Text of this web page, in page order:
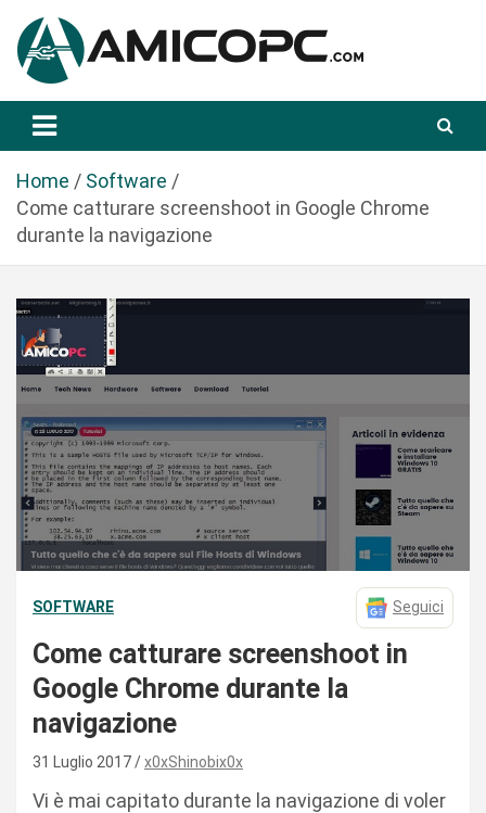
a
Amicopc.com
Home
Software
Come catturare screenshoot in Google Chrome
durante la navigazione
SOFTWARE Seguici
Come catturare screenshoot in
Google Chrome durante la
navigazione
31 Luglio 2017 x0xShinobix0x
Vi è mai capitato durante la navigazione di voler